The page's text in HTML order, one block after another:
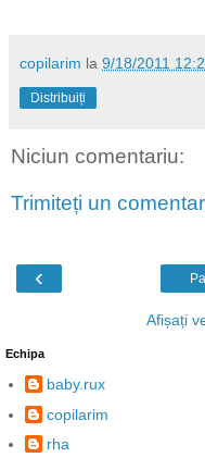
copilarim la 9/18/2011
Distribuiți
Niciun comentariu:
Trimiteți un
‹
Afișați
Echipa
baby.rux
copilarim
rha